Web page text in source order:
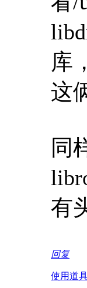
库
这
同
有
回复
使用道